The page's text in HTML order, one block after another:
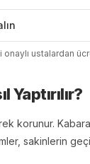
onaylı ustalardan
Yaptırılır?
korunur.
sakinlerin